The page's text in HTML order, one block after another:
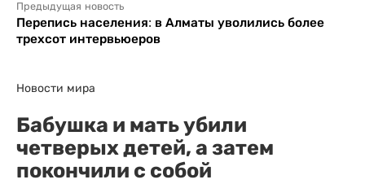
Предыдущая новость
Перепись населения: в Алматы уволились более
трехсот интервьюеров
Новости мира
Бабушка и мать убили
четверых детей, а затем
покончили с собой